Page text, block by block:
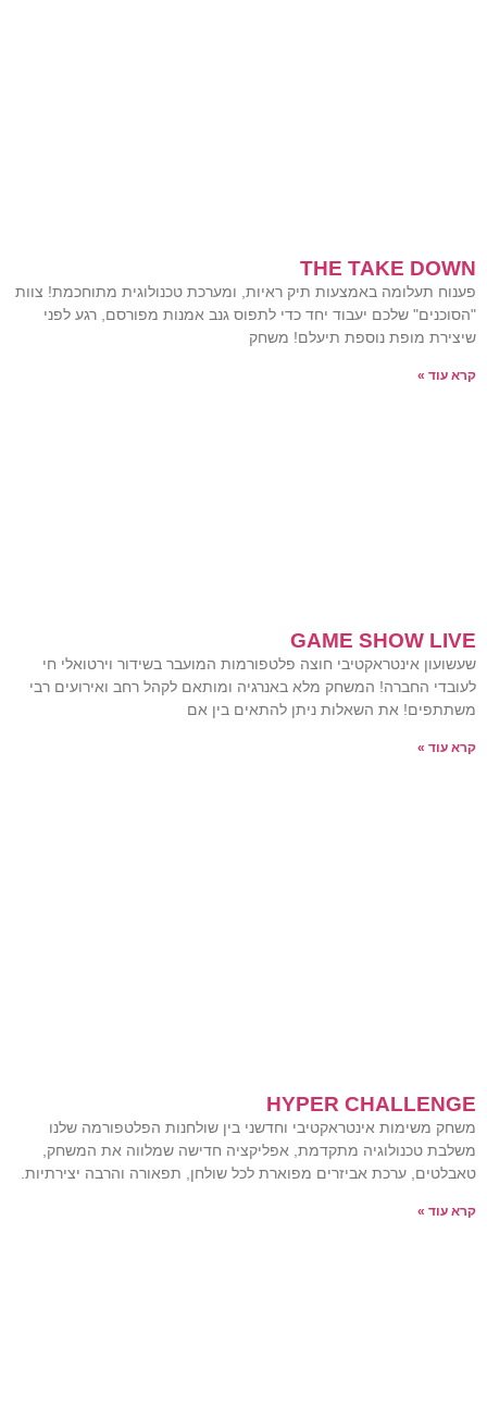
THE TAKE DOWN
פענוח תעלומה באמצעות תיק ראיות, ומערכת טכנולוגית מתוחכמת! צוות
"הסוכנים" שלכם יעבוד יחד כדי לתפוס גנב אמנות מפורסם, רגע לפני
שיצירת מופת נוספת תיעלם! משחק
קרא עוד »
GAME SHOW LIVE
שעשועון אינטראקטיבי חוצה פלטפורמות המועבר בשידור וירטואלי חי
לעובדי החברה! המשחק מלא באנרגיה ומותאם לקהל רחב ואירועים רבי
משתתפים! את השאלות ניתן להתאים בין אם
קרא עוד »
HYPER CHALLENGE
משחק משימות אינטראקטיבי וחדשני בין שולחנות הפלטפורמה שלנו
משלבת טכנולוגיה מתקדמת, אפליקציה חדישה שמלווה את המשחק,
טאבלטים, ערכת אביזרים מפוארת לכל שולחן, תפאורה והרבה יצירתיות.
קרא עוד »